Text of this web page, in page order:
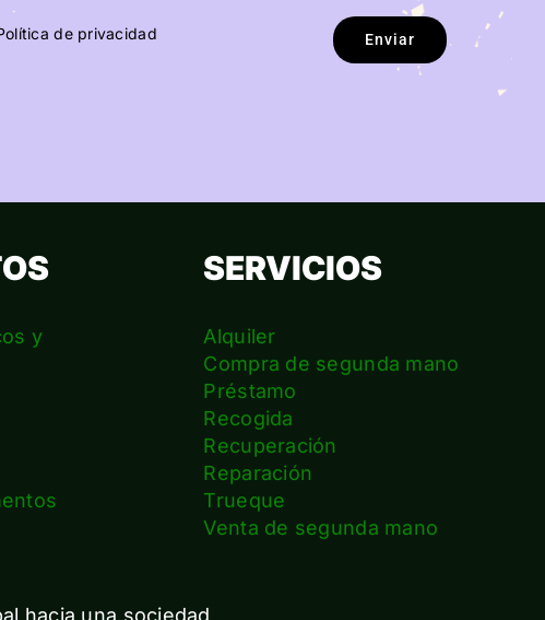
de privacidad Enviar
y
SERVICIOS
Alquiler
Compra de segunda mano
Préstamo
Recogida
Recuperación
Reparación
Trueque
Venta de segunda mano
hacia una sociedad